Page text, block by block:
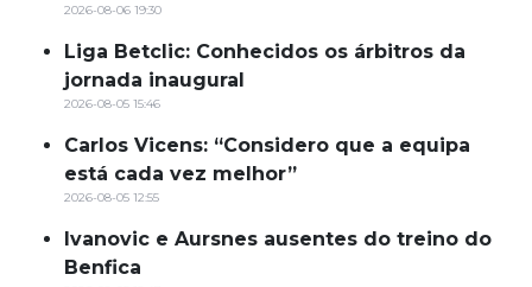
2026-08-06 19:30
Liga Betclic: Conhecidos os árbitros da
jornada inaugural
2026-08-05 15:46
Carlos Vicens: “Considero que a equipa
está cada vez melhor”
2026-08-05 12:55
Ivanovic e Aursnes ausentes do treino do
Benfica